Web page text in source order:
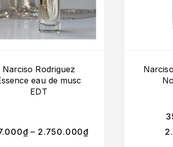
Narciso Rodriguez
eau de musc
EDT
₫ – 2.750.000₫